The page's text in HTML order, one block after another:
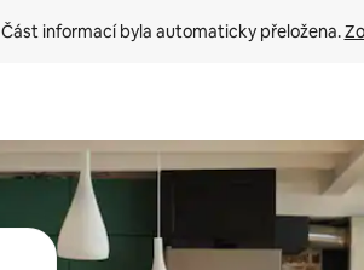
Část informací byla automaticky přeložena.